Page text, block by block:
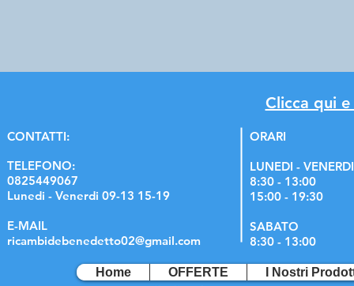
Clicca qui
CONTATTI:
TELEFONO:
0825449067
Lunedi - Venerdi 09-13 15-19
E-MAIL
ricambidebenedetto02@gmail.com
ORARI
LUNEDI - VENERDI
8:30 - 13:00
15:00 - 19:30
SABATO
8:30 - 13:00
Home OFFERTE I Nostri